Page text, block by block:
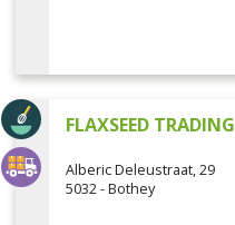
FLAXSEED TRADING
Alberic Deleustraat, 29
5032 - Bothey